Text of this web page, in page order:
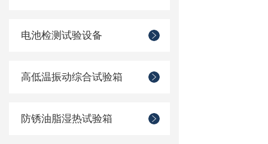
电池检测试验设备
高低温振动综合试验箱
防锈油脂湿热试验箱